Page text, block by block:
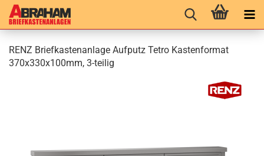
RENZ Brief­kas­ten­an­la­ge Auf­putz Tetro Kas­ten­for­mat
370x330x100mm, 3-​teilig